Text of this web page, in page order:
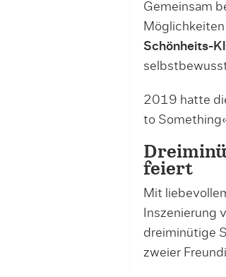
Gemeinsam
Schönheits-
2019 hatte
to
feiert
Mit
Inszenierung
dreiminütige
zweier